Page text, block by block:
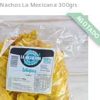
Nachos La Mexicana 300grs